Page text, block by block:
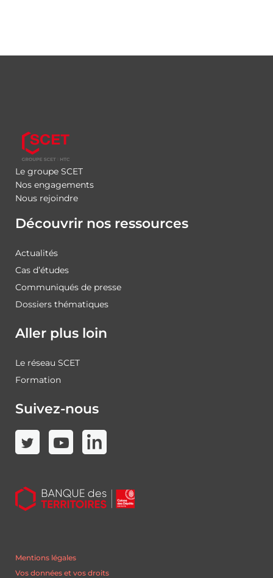
Le groupe SCET
Nos engagements
Nous rejoindre
Découvrir nos ressources
Actualités
Cas d’études
Communiqués de presse
Dossiers thématiques
Aller plus loin
Le réseau SCET
Formation
Suivez-nous
Mentions légales
Vos données et vos droits